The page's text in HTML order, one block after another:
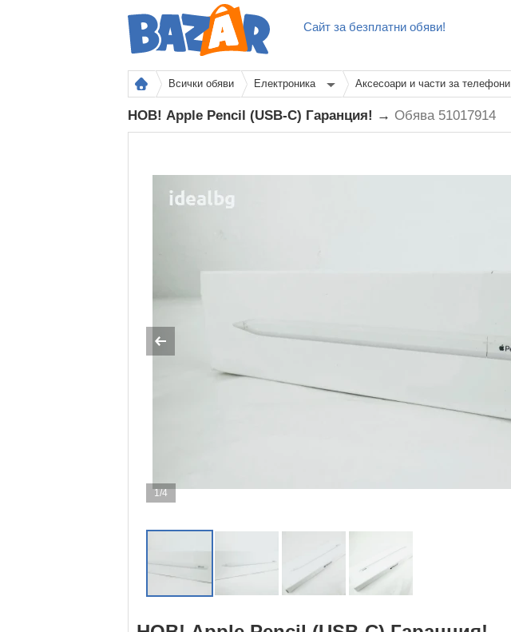
Сайт за безплатни обяви!
Всички обяви Електроника Аксесоари и части за телефони
НОВ! Apple Pencil (USB-C) Гаранция! → Обява 51017914
1/4